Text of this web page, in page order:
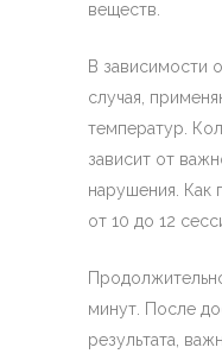
веществ.
В зависимости
случая,
температур.
зависит от
нарушения. Как
от 10 до 12
минут. После
результата,